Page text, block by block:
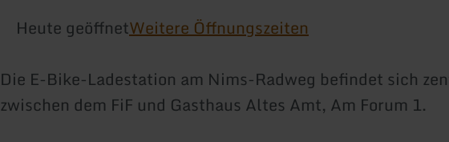
Heute geöffnetWeitere Öffnungszeiten
Die E-Bike-Ladestation am Nims-Radweg befindet sich
zwischen dem FiF und Gasthaus Altes Amt, Am Forum 1.